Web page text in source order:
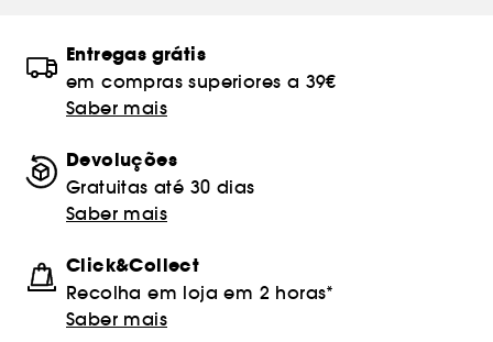
Entregas grátis
em compras superiores a 39€
Saber mais
Devoluções
Gratuitas até 30 dias
Saber mais
Click&Collect
Recolha em loja em 2 horas*
Saber mais